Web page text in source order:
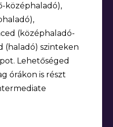
középhaladó),
(középhaladó-
(haladó) szinteken
Lehetőséged
órákon is részt